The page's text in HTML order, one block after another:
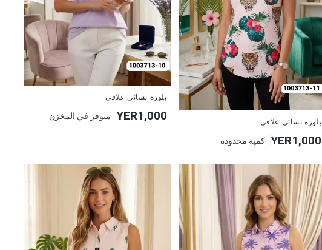
بلوزه نسائي علاقي
YER1,000 كمية محدودة
بلوزه نسائي علاقي
YER1,000 متوفر في المخزن